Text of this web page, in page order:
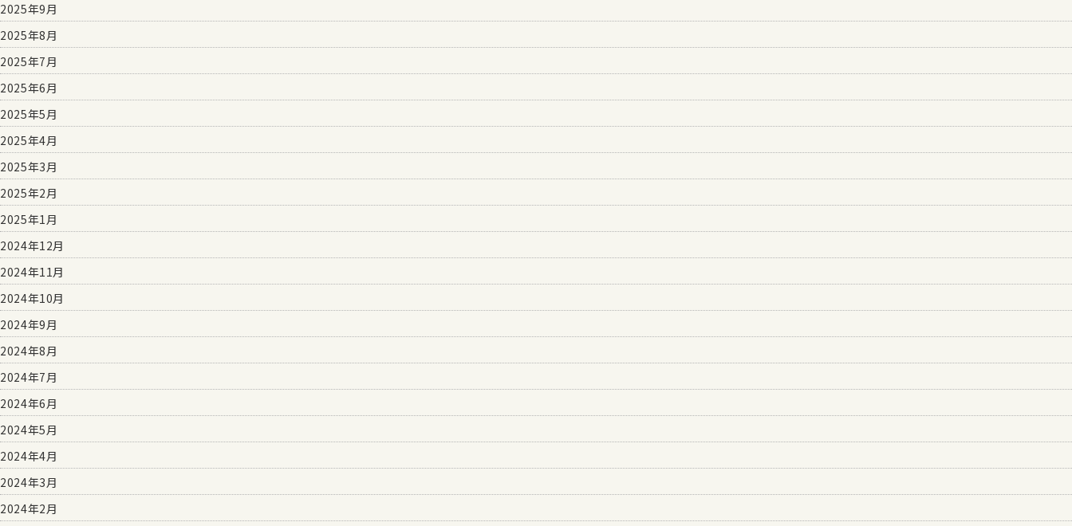
2025年9月
2025年8月
2025年7月
2025年6月
2025年5月
2025年4月
2025年3月
2025年2月
2025年1月
2024年12月
2024年11月
2024年10月
2024年9月
2024年8月
2024年7月
2024年6月
2024年5月
2024年4月
2024年3月
2024年2月